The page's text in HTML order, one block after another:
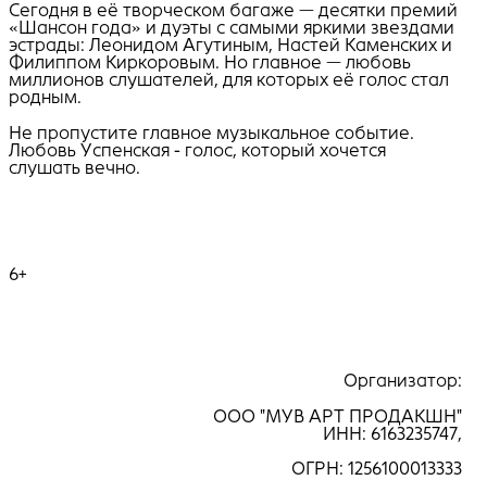
Сегодня в её творческом багаже — десятки премий
«Шансон года» и дуэты с самыми яркими звездами
эстрады: Леонидом Агутиным, Настей Каменских и
Филиппом Киркоровым. Но главное — любовь
миллионов слушателей, для которых её голос стал
родным.
Не пропустите главное музыкальное событие.
Любовь Успенская - голос, который хочется
слушать вечно.
6+
Организатор:
ООО "МУВ АРТ ПРОДАКШН"
ИНН: 6163235747,
ОГРН: 1256100013333